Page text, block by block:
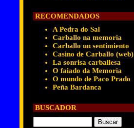
RECOMENDADOS
A Pedra do Sal
Carballo na memoria
Carballo un sentimiento
Casino de Carballo (web)
La sonrisa carballesa
O faiado da Memoria
O mundo de Paco Prado
Peña Bardanca
BUSCADOR